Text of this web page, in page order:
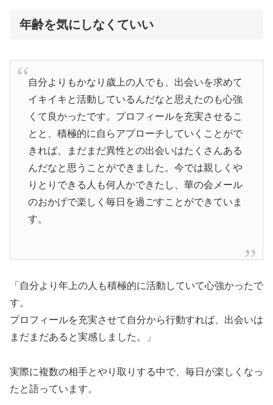
年齢を気にしなくていい
自分よりもかなり歳上の人でも、出会いを求めて
イキイキと活動しているんだなと思えたのも心強
くて良かったです。プロフィールを充実させるこ
とと、積極的に自らアプローチしていくことがで
きれば、まだまだ異性との出会いはたくさんある
んだなと思うことができました。今では親しくや
りとりできる人も何人かできたし、華の会メール
のおかげで楽しく毎日を過ごすことができていま
す。
「自分より年上の人も積極的に活動していて心強かったで
す。
プロフィールを充実させて自分から行動すれば、出会いは
まだまだあると実感しました。」
実際に複数の相手とやり取りする中で、毎日が楽しくなっ
たと語っています。